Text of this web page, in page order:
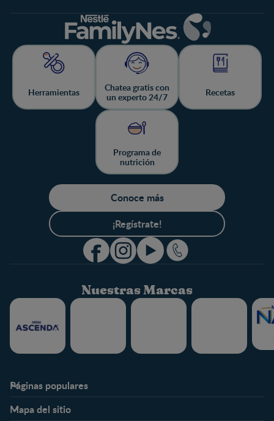
Herramientas
Chatea gratis con
un experto 24/7
Recetas
Programa de
nutrición
Conoce más
¡Regístrate!
Nuestras Marcas
Páginas populares
Expertos en Nutrición
Mapa del sitio